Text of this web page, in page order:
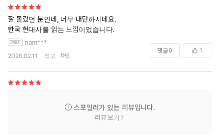
잘 몰랐던 분인데, 너무 대단하시네요.
한국 현대사를 읽는 느낌이었습니다.
nam***
2026.02.11 신고 차단
댓글0 1
스포일러가 있는 리뷰입니다.
리뷰 보기